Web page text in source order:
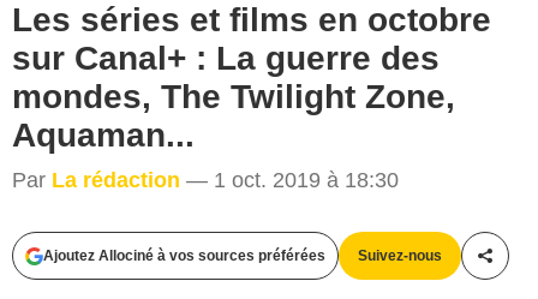
Les séries et films en octobre
sur Canal+ : La guerre des
mondes, The Twilight Zone,
Aquaman...
Par La rédaction — 1 oct. 2019 à 18:30
Ajoutez Allociné à vos sources préférées Suivez-nous